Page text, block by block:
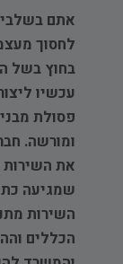
אתם בשלבי
לחסוך
בחוץ בשל
עכשיו
פסולת
ומורשה.
את השירות
שמגיעה
השירות
הכללים